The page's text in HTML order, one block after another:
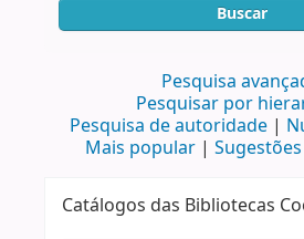
Buscar
Pesquisa
Pesquisar por
Pesquisa de autoridade
Mais popular
Catálogos das Bibliotecas